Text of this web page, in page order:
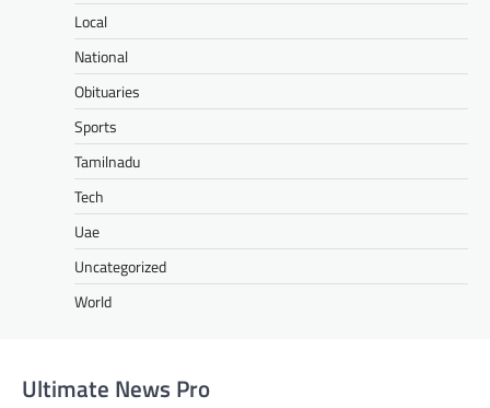
Local
National
Obituaries
Sports
Tamilnadu
Tech
Uae
Uncategorized
World
Ultimate News Pro